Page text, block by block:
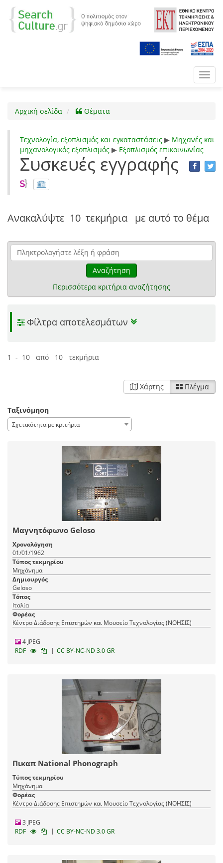
Αρχική σελίδα Θέματα
Τεχνολογία, εξοπλισμός και εγκαταστάσεις ▶ Μηχανές και
μηχανολογικός εξοπλισμός ▶ Εξοπλισμός επικοινωνίας
Συσκευές εγγραφής
Ανακαλύψτε 10 τεκμήρια με αυτό το θέμα
Αναζήτηση
Περισσότερα κριτήρια αναζήτησης
Φίλτρα αποτελεσμάτων
1 - 10 από 10 τεκμήρια
Χάρτης Πλέγμα
Ταξινόμηση
Σχετικότητα με κριτήρια
Μαγνητόφωνο Geloso
Χρονολόγηση
01/01/1962
Τύπος τεκμηρίου
Μηχάνημα
Δημιουργός
Geloso
Τόπος
Ιταλία
Φορέας
Κέντρο Διάδοσης Επιστημών και Μουσείο Τεχνολογίας (ΝΟΗΣΙΣ)
4 JPEG
RDF
| CC BY-NC-ND 3.0 GR
Πικαπ National Phonograph
Τύπος τεκμηρίου
Μηχάνημα
Φορέας
Κέντρο Διάδοσης Επιστημών και Μουσείο Τεχνολογίας (ΝΟΗΣΙΣ)
3 JPEG
RDF
| CC BY-NC-ND 3.0 GR